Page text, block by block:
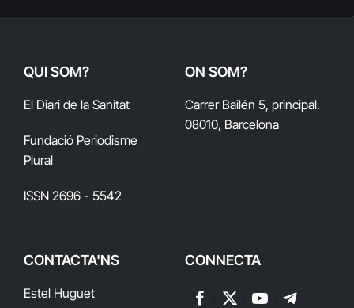
QUI SOM?
El Diari de la Sanitat
Fundació Periodisme
Plural
ISSN 2696 - 5542
ON SOM?
Carrer Bailén 5, principal.
08010, Barcelona
CONTACTA'NS
Estel Huguet
CONNECTA